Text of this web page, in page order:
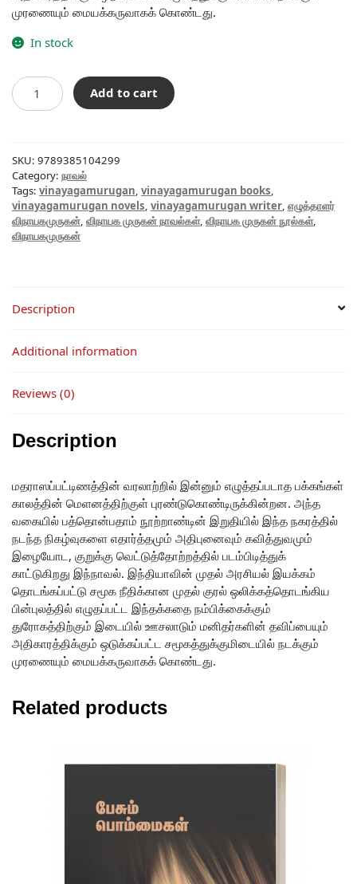
முரணையும் மையக்கருவாகக் கொண்டது.
In stock
வலம்
quantity
Add to cart
SKU: 9789385104299
Category: நாவல்
Tags: vinayagamurugan, vinayagamurugan books,
vinayagamurugan novels, vinayagamurugan writer, எழுத்தாளர்
விநாயகமுருகன், விநாயக முருகன் நாவல்கள், விநாயக முருகன் நூல்கள்,
விநாயகமுருகன்
Description
Additional information
Reviews (0)
Description
மதராஸப்பட்டிணத்தின் வரலாற்றில் இன்னும் எழுத்தப்படாத பக்கங்கள்
காலத்தின் மெளனத்திற்குள் புரண்டுகொண்டிருக்கின்றன. அந்த
வகையில் பத்தொன்பதாம் நூற்றாண்டின் இறுதியில் இந்த நகரத்தில்
நடந்த நிகழ்வுகளை எதார்த்தமும் அதிபுனைவும் கவித்துவமும்
இழையோட, குறுக்கு வெட்டுத்தோற்றத்தில் படம்பிடித்துக்
காட்டுகிறது இந்நாவல். இந்தியாவின் முதல் அரசியல் இயக்கம்
தொடங்கப்பட்டு சமூக நீதிக்கான முதல் குரல் ஒலிக்கத்தொடங்கிய
பின்புலத்தில் எழுதப்பட்ட இந்தக்கதை நம்பிக்கைக்கும்
துரோகத்திற்கும் இடையில் ஊசலாடும் மனிதர்களின் தவிப்பையும்
அதிகாரத்திக்கும் ஒடுக்கப்பட்ட சமூகத்துக்குமிடையில் நடக்கும்
முரணையும் மையக்கருவாகக் கொண்டது.
Related products